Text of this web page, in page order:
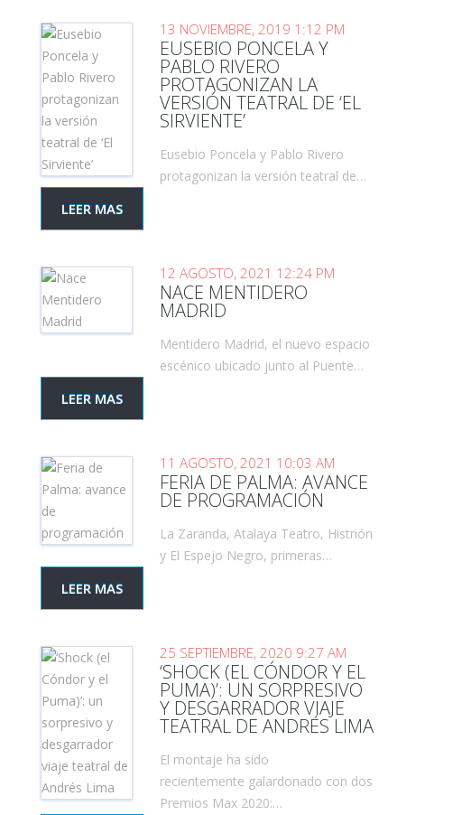
13 NOVIEMBRE, 2019 1:12 PM
EUSEBIO PONCELA Y
PABLO RIVERO
PROTAGONIZAN LA
VERSIÓN TEATRAL DE ‘EL
SIRVIENTE’
Eusebio Poncela y Pablo Rivero
protagonizan la versión teatral de…
LEER MAS
12 AGOSTO, 2021 12:24 PM
NACE MENTIDERO
MADRID
Mentidero Madrid, el nuevo espacio
escénico ubicado junto al Puente…
LEER MAS
11 AGOSTO, 2021 10:03 AM
FERIA DE PALMA: AVANCE
DE PROGRAMACIÓN
La Zaranda, Atalaya Teatro, Histrión
y El Espejo Negro, primeras…
LEER MAS
25 SEPTIEMBRE, 2020 9:27 AM
‘SHOCK (EL CÓNDOR Y EL
PUMA)’: UN SORPRESIVO
Y DESGARRADOR VIAJE
TEATRAL DE ANDRÉS LIMA
El montaje ha sido
recientemente galardonado con dos
Premios Max 2020:…